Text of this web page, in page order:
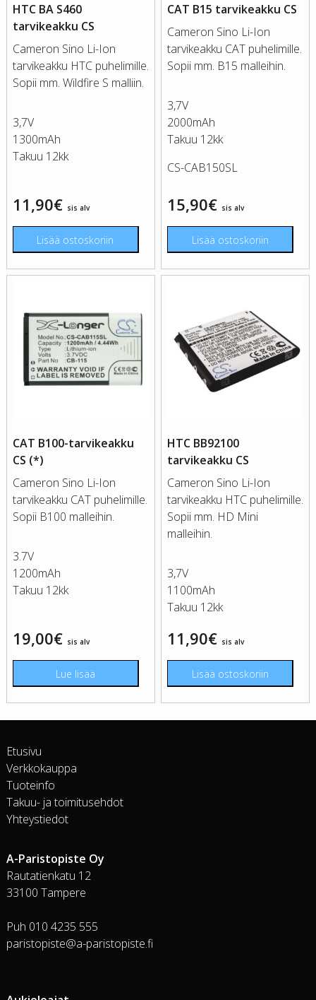
HTC BA S460
tarvikeakku CS
Cameron Sino Li-Ion
tarvikeakku HTC puhelimille.
Sopii mm. Wildfire S malliin.
3,7V
1300mAh
Takuu 12kk
11,90€ sis alv
Lisää ostoskoriin
CAT B15 tarvikeakku CS
Cameron Sino Li-Ion
tarvikeakku CAT puhelimille.
Sopii mm. B15 malleihin.
3,7V
2000mAh
Takuu 12kk
CS-CAB150SL
15,90€ sis alv
Lisää ostoskoriin
CAT B100-tarvikeakku
CS (*)
Cameron Sino Li-Ion
tarvikeakku CAT puhelimille.
Sopii B100 malleihin.
3.7V
1200mAh
Takuu 12kk
19,00€ sis alv
Lue lisää
HTC BB92100
tarvikeakku CS
Cameron Sino Li-Ion
tarvikeakku HTC puhelimille.
Sopii mm. HD Mini
malleihin.
3,7V
1100mAh
Takuu 12kk
11,90€ sis alv
Lisää ostoskoriin
Etusivu
Verkkokauppa
Tuoteinfo
Takuu- ja toimitusehdot
Yhteystiedot
A-Paristopiste Oy
Rautatienkatu 12
33100 Tampere
Puh 010 4235 555
paristopiste@a-paristopiste.fi